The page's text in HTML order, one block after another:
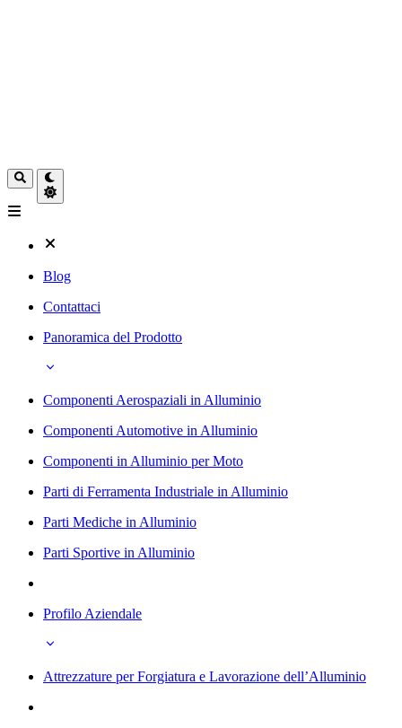
Blog
Contattaci
Panoramica del Prodotto
Componenti Aerospaziali in Alluminio
Componenti Automotive in Alluminio
Componenti in Alluminio per Moto
Parti di Ferramenta Industriale in Alluminio
Parti Mediche in Alluminio
Parti Sportive in Alluminio
Profilo Aziendale
Attrezzature per Forgiatura e Lavorazione dell’Alluminio